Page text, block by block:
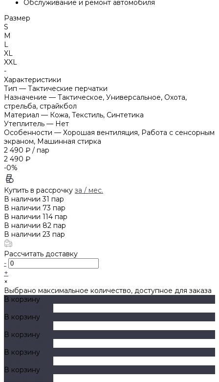
Обслуживание и ремонт автомобиля
Размер
S
M
L
XL
XXL
-
Характеристики
Тип — Тактические перчатки
Назначение — Тактическое, Универсальное, Охота,
стрельба, страйкбол
Материал — Кожа, Текстиль, Синтетика
Утеплитель — Нет
Особенности — Хорошая вентиляция, Работа с сенсорным
экраном, Машинная стирка
2 490 ₽ / пар
2 490 ₽
-0%
Купить в рассрочку за / мес.
В наличии 31 пар
В наличии 73 пар
В наличии 114 пар
В наличии 82 пар
В наличии 23 пар
Рассчитать доставку
-
+
×
Выбрано максимальное количество, доступное для заказа
В корзину
В корзину
В корзину
В корзину
В корзину